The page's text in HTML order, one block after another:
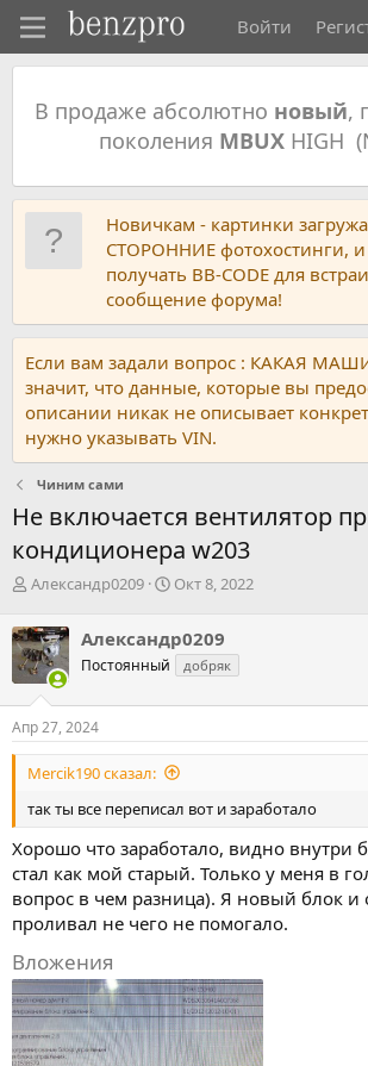
Войти
В продаже абсолютно новый,
поколения MBUXHIGH
Новичкам - картинки
СТОРОННИЕ фотохостинги,
получать BB-CODE для
сообщение форума!
Если вам задали вопрос : КАКАЯ
значит, что данные, которые вы
описании никак не описывает
нужно указывать VIN.
Чиним сами
Не включается вентилятор
кондиционера w203
А
т
о
р
т
е
м
ы
Александр0209
Д
а
ч
л
а
Окт 8, 2022
Александр0209
Постоянный добряк
Апр 27, 2024
Mercik190 сказал:
так ты все переписал вот и заработало
Хорошо что заработало, видно внутри
стал как мой старый. Только у меня в
вопрос в чем разница). Я новый блок
проливал не чего не помогало.
Вложения